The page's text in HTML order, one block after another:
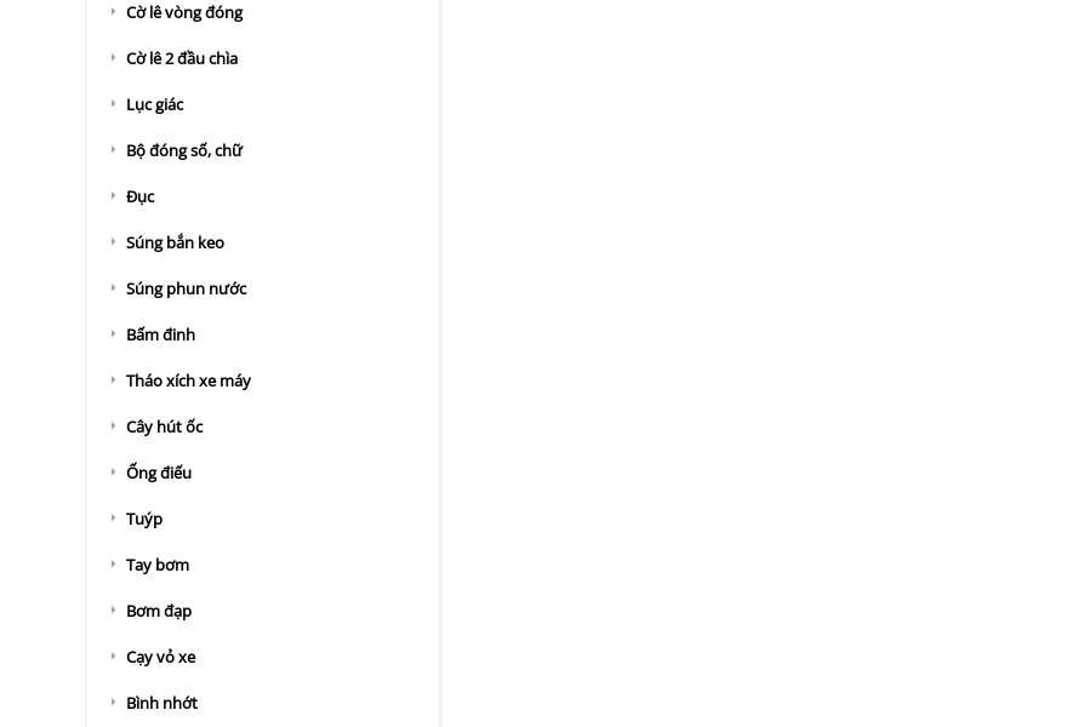
Cờ lê vòng đóng
Cờ lê 2 đầu chìa
Lục giác
Bộ đóng số, chữ
Đục
Súng bắn keo
Súng phun nước
Bấm đinh
Tháo xích xe máy
Cây hút ốc
Ống điếu
Tuýp
Tay bơm
Bơm đạp
Cạy vỏ xe
Bình nhớt